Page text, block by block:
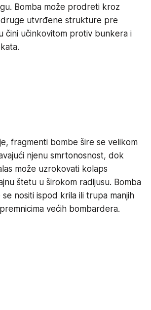
Bomba može prodreti kroz
utvrđene strukture pre
čini učinkovitom protiv bunkera i
fragmenti bombe šire se velikom
njenu smrtonosnost, dok
može uzrokovati kolaps
štetu u širokom radijusu. Bomba
se nositi ispod krila ili trupa manjih
većih bombardera.